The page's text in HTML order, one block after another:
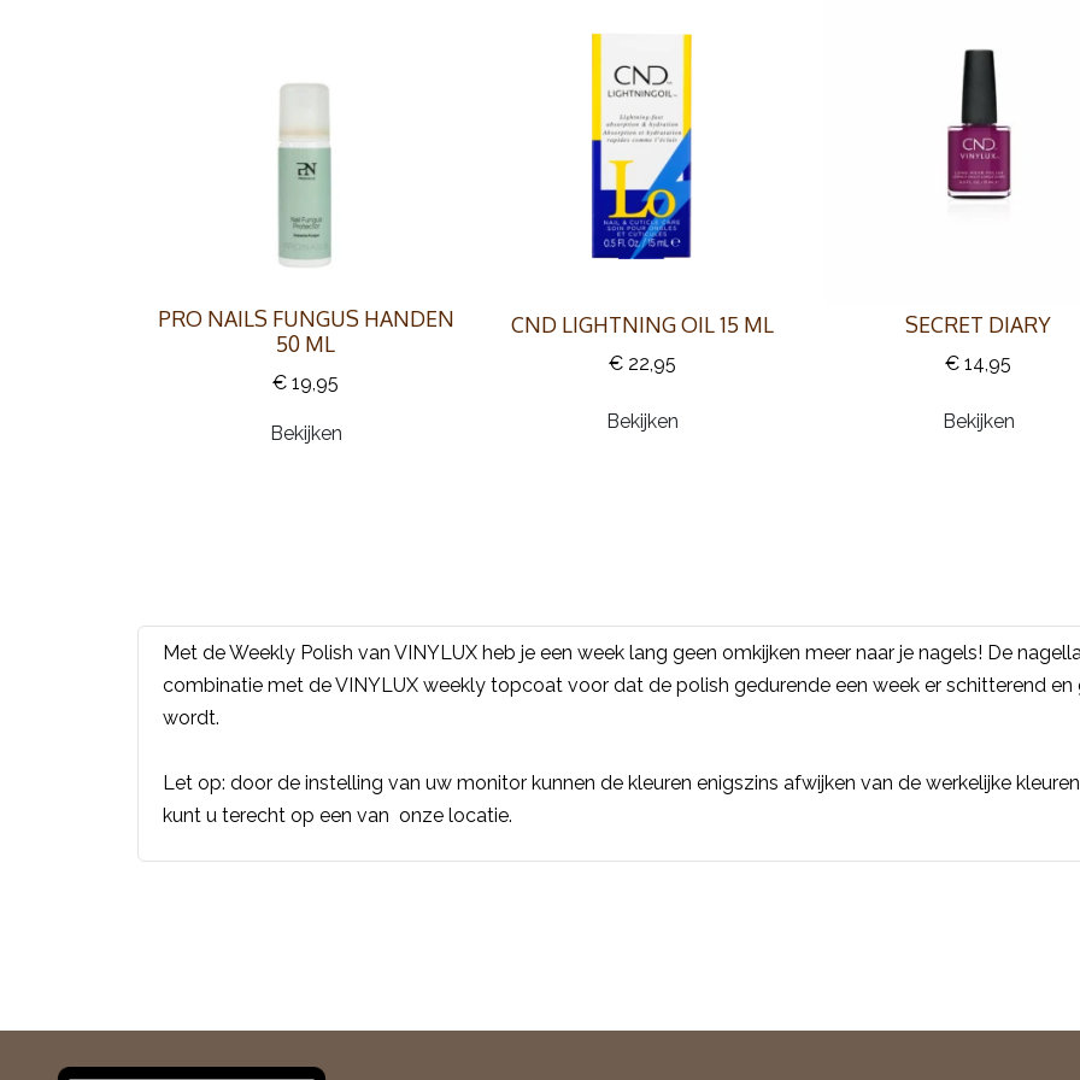
PRO NAILS FUNGUS HANDEN
50 ML
€ 19,95
Bekijken
CND LIGHTNING OIL 15 ML
€ 22,95
Bekijken
SECRET DIARY
€ 14,95
Bekijken
Met de Weekly Polish van VINYLUX heb je een week lang geen omkijken meer naar je nagels! De
combinatie met de VINYLUX weekly topcoat voor dat de polish gedurende een week er schitterend
wordt.
Let op: door de instelling van uw monitor kunnen de kleuren enigszins afwijken van de werkelijke
kunt u terecht op een van onze locatie.